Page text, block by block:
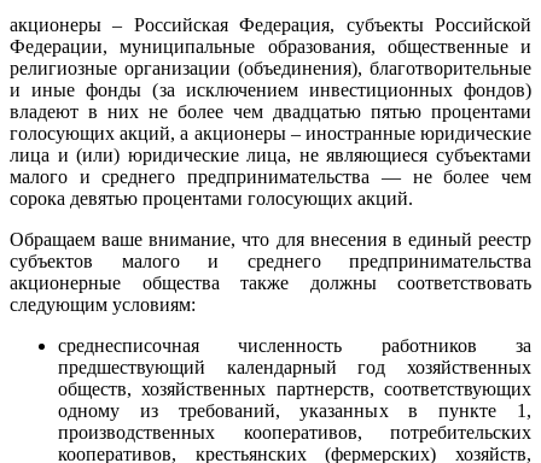
акционеры – Российская Федерация, субъекты Российской
Федерации, муниципальные образования, общественные и
религиозные организации (объединения), благотворительные
и иные фонды (за исключением инвестиционных фондов)
владеют в них не более чем двадцатью пятью процентами
голосующих акций, а акционеры – иностранные юридические
лица и (или) юридические лица, не являющиеся субъектами
малого и среднего предпринимательства — не более чем
сорока девятью процентами голосующих акций.
Обращаем ваше внимание, что для внесения в единый реестр
субъектов малого и среднего предпринимательства
акционерные общества также должны соответствовать
следующим условиям:
среднесписочная численность работников за
предшествующий календарный год хозяйственных
обществ, хозяйственных партнерств, соответствующих
одному из требований, указанных в пункте 1,
производственных кооперативов, потребительских
кооперативов, крестьянских (фермерских) хозяйств,